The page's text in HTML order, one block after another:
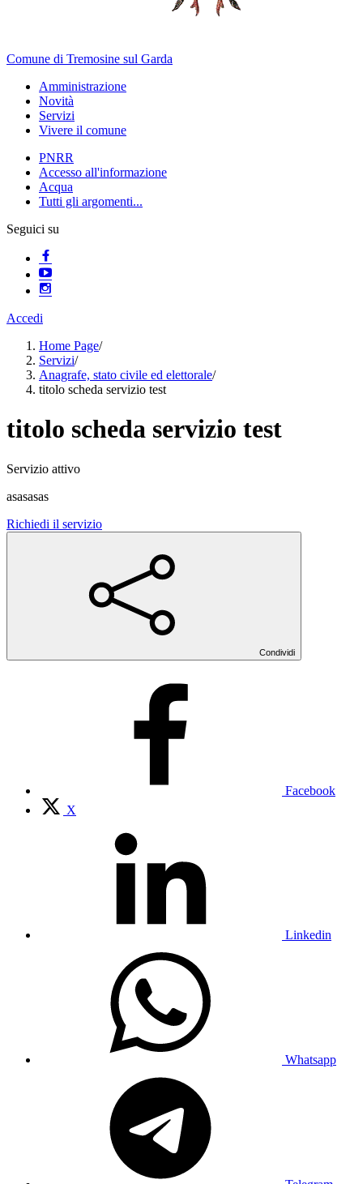
Comune di Tremosine sul Garda
Amministrazione
Novità
Servizi
Vivere il comune
PNRR
Accesso all'informazione
Acqua
Tutti gli argomenti...
Seguici su
Accedi
Home Page/
Servizi/
Anagrafe, stato civile ed elettorale/
titolo scheda servizio test
titolo scheda servizio test
Servizio attivo
asasasas
Richiedi il servizio
Condividi
Facebook
X
Linkedin
Whatsapp